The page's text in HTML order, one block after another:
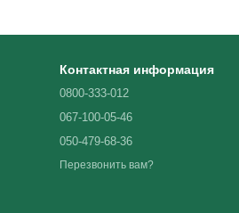
Контактная информация
0800-333-012
067-100-05-46
050-479-68-36
Перезвонить вам?